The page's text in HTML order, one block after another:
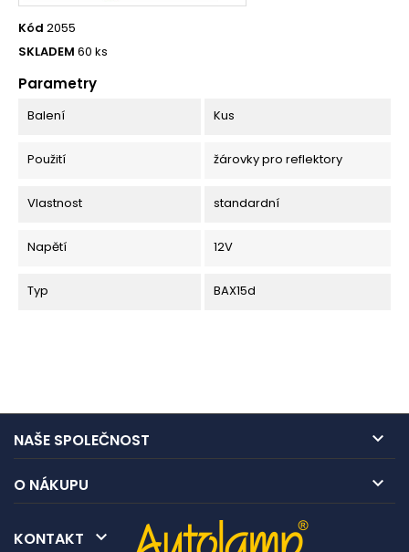
Kód 2055
SKLADEM 60 ks
Parametry
Balení Kus
Použití žárovky pro reflektory
Vlastnost standardní
Napětí 12V
Typ BAX15d
NAŠE SPOLEČNOST 
O NÁKUPU 
KONTAKT 